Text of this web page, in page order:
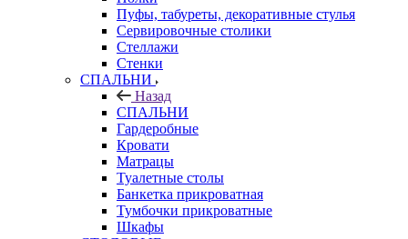
Пуфы, табуреты, декоративные стулья
Сервировочные столики
Стеллажи
Стенки
СПАЛЬНИ
Назад
СПАЛЬНИ
Гардеробные
Кровати
Матрацы
Туалетные столы
Банкетка прикроватная
Тумбочки прикроватные
Шкафы